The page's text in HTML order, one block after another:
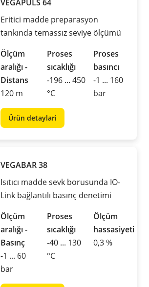
VEGAPULS 64
Eritici madde preparasyon
tankında temassız seviye ölçümü
Ölçüm
aralığı -
Distans
120 m
Proses
sıcaklığı
-196 ... 450
°C
Proses
basıncı
-1 ... 160
bar
Ürün detaylari
VEGABAR 38
Isıtıcı madde sevk borusunda IO-
Link bağlantılı basınç denetimi
Ölçüm
aralığı -
Basınç
-1 ... 60
bar
Proses
sıcaklığı
-40 ... 130
°C
Ölçüm
hassasiyeti
0,3 %